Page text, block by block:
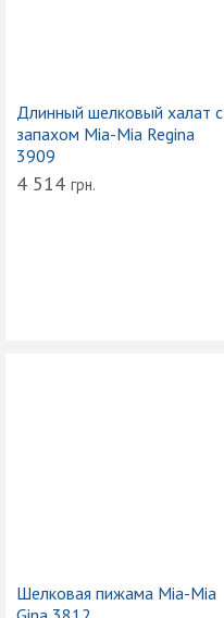
Длинный шелковый халат с
запахом Mia-Mia Regina
3909
4 514 грн.
Шелковая пижама Mia-Mia